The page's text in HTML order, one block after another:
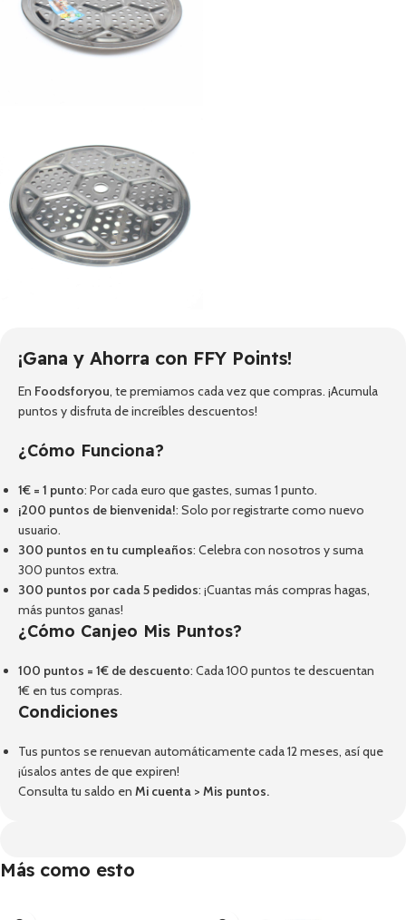
¡Gana y Ahorra con FFY Points!
En Foodsforyou, te premiamos cada vez que compras. ¡Acumula
puntos y disfruta de increíbles descuentos!
¿Cómo Funciona?
1€ = 1 punto: Por cada euro que gastes, sumas 1 punto.
¡200 puntos de bienvenida!: Solo por registrarte como nuevo
usuario.
300 puntos en tu cumpleaños: Celebra con nosotros y suma
300 puntos extra.
300 puntos por cada 5 pedidos: ¡Cuantas más compras hagas,
más puntos ganas!
¿Cómo Canjeo Mis Puntos?
100 puntos = 1€ de descuento: Cada 100 puntos te descuentan
1€ en tus compras.
Condiciones
Tus puntos se renuevan automáticamente cada 12 meses, así que
¡úsalos antes de que expiren!
Consulta tu saldo en Mi cuenta > Mis puntos.
Más como esto